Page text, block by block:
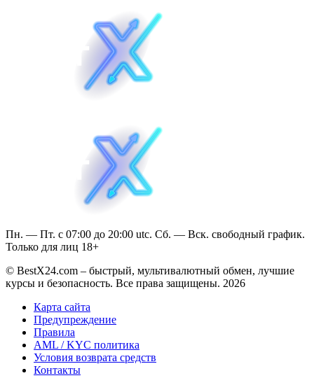
Пн. — Пт. с 07:00 до 20:00 utc. Сб. — Вск. свободный график.
Только для лиц 18+
© BestX24.com – быстрый, мультивалютный обмен, лучшие
курсы и безопасность. Все права защищены. 2026
Карта сайта
Предупреждение
Правила
AML / KYC политика
Условия возврата средств
Контакты